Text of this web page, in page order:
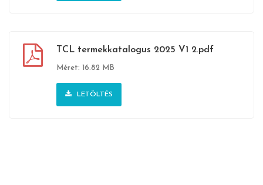
TCL termekkatalogus 2025 V1 2.pdf
Méret: 16.82 MB
LETÖLTÉS